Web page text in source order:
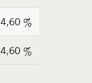
4,60 %
4,60 %